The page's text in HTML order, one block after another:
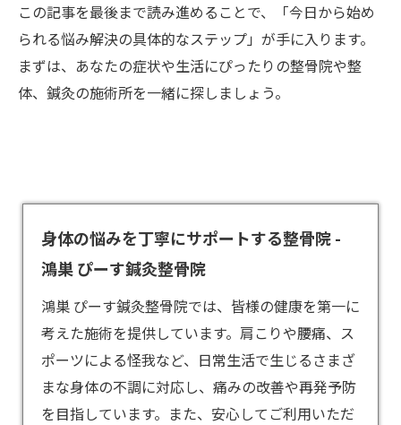
この記事を最後まで読み進めることで、「今日から始め
られる悩み解決の具体的なステップ」が手に入ります。
まずは、あなたの症状や生活にぴったりの整骨院や整
体、鍼灸の施術所を一緒に探しましょう。
身体の悩みを丁寧にサポートする整骨院 -
鴻巣 ぴーす鍼灸整骨院
鴻巣 ぴーす鍼灸整骨院では、皆様の健康を第一に
考えた施術を提供しています。肩こりや腰痛、ス
ポーツによる怪我など、日常生活で生じるさまざ
まな身体の不調に対応し、痛みの改善や再発予防
を目指しています。また、安心してご利用いただ